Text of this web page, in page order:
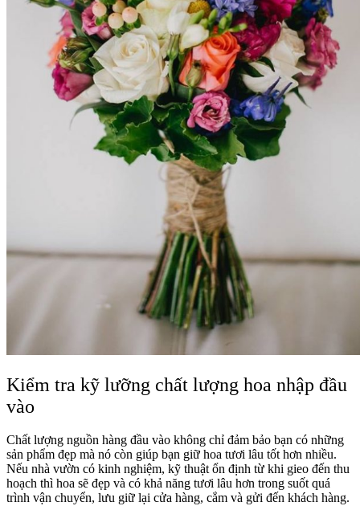
Kiểm tra kỹ lưỡng chất lượng hoa nhập đầu
vào
Chất lượng nguồn hàng đầu vào không chỉ đảm bảo bạn có những
sản phẩm đẹp mà nó còn giúp bạn giữ hoa tươi lâu tốt hơn nhiều.
Nếu nhà vườn có kinh nghiệm, kỹ thuật ổn định từ khi gieo đến thu
hoạch thì hoa sẽ đẹp và có khả năng tươi lâu hơn trong suốt quá
trình vận chuyển, lưu giữ lại cửa hàng, cắm và gửi đến khách hàng.